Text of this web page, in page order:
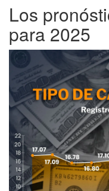
Los
para 2025